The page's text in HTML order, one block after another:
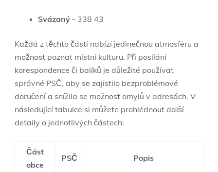
Svázaný ‍- 338 43
Každá z těchto ​částí nabízí jedinečnou atmosféru a
možnost poznat ⁣místní kulturu.‍ Při posílání
⁤korespondence či‌ balíků je důležité ⁤používat
‍správné PSČ, aby se zajistilo bezproblémové
doručení a snížila se možnost omylů v ‍adresách. V
následující tabulce‌ si můžete prohlédnout další
detaily o jednotlivých částech:
Část‍
obce
PSČ Popis